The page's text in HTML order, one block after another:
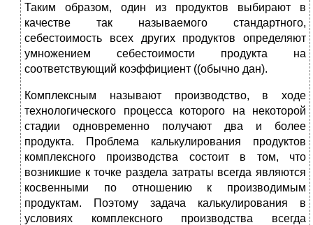
Таким образом, один из продуктов выбирают в
качестве так называемого стандартного,
себестоимость всех других продуктов определяют
умножением себестоимости продукта на
соответствующий коэффициент ((обычно дан).
Комплексным называют производство, в ходе
технологического процесса которого на некоторой
стадии одновременно получают два и более
продукта. Проблема калькулирования продуктов
комплексного производства состоит в том, что
возникшие к точке раздела затраты всегда являются
косвенными по отношению к производимым
продуктам. Поэтому задача калькулирования в
условиях комплексного производства всегда